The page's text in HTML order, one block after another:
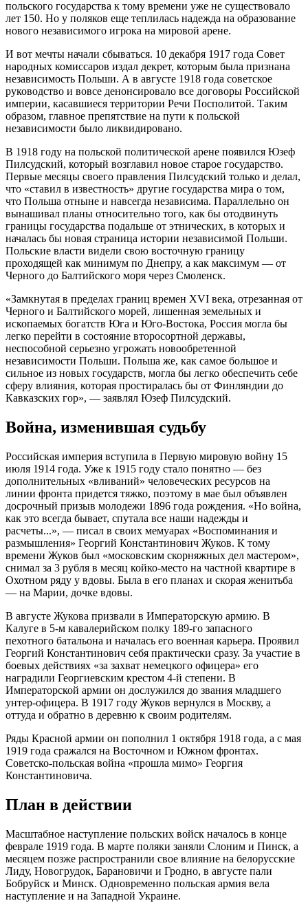
польского государства к тому времени уже не существовало
лет 150. Но у поляков еще теплилась надежда на образование
нового независимого игрока на мировой арене.
И вот мечты начали сбываться. 10 декабря 1917 года Совет
народных комиссаров издал декрет, которым была признана
независимость Польши. А в августе 1918 года советское
руководство и вовсе денонсировало все договоры Российской
империи, касавшиеся территории Речи Посполитой. Таким
образом, главное препятствие на пути к польской
независимости было ликвидировано.
В 1918 году на польской политической арене появился Юзеф
Пилсудский, который возглавил новое старое государство.
Первые месяцы своего правления Пилсудский только и делал,
что «ставил в известность» другие государства мира о том,
что Польша отныне и навсегда независима. Параллельно он
вынашивал планы относительно того, как бы отодвинуть
границы государства подальше от этнических, в которых и
началась бы новая страница истории независимой Польши.
Польские власти видели свою восточную границу
проходящей как минимум по Днепру, а как максимум — от
Черного до Балтийского моря через Смоленск.
«Замкнутая в пределах границ времен XVI века, отрезанная от
Черного и Балтийского морей, лишенная земельных и
ископаемых богатств Юга и Юго-Востока, Россия могла бы
легко перейти в состояние второсортной державы,
неспособной серьезно угрожать новообретенной
независимости Польши. Польша же, как самое большое и
сильное из новых государств, могла бы легко обеспечить себе
сферу влияния, которая простиралась бы от Финляндии до
Кавказских гор», — заявлял Юзеф Пилсудский.
Война, изменившая судьбу
Российская империя вступила в Первую мировую войну 15
июля 1914 года. Уже к 1915 году стало понятно — без
дополнительных «вливаний» человеческих ресурсов на
линии фронта придется тяжко, поэтому в мае был объявлен
досрочный призыв молодежи 1896 года рождения. «Но война,
как это всегда бывает, спутала все наши надежды и
расчеты...», — писал в своих мемуарах «Воспоминания и
размышления» Георгий Константинович Жуков. К тому
времени Жуков был «московским скорняжных дел мастером»,
снимал за 3 рубля в месяц койко-место на частной квартире в
Охотном ряду у вдовы. Была в его планах и скорая женитьба
— на Марии, дочке вдовы.
В августе Жукова призвали в Императорскую армию. В
Калуге в 5-м кавалерийском полку 189-го запасного
пехотного батальона и началась его военная карьера. Проявил
Георгий Константинович себя практически сразу. За участие в
боевых действиях «за захват немецкого офицера» его
наградили Георгиевским крестом 4-й степени. В
Императорской армии он дослужился до звания младшего
унтер-офицера. В 1917 году Жуков вернулся в Москву, а
оттуда и обратно в деревню к своим родителям.
Ряды Красной армии он пополнил 1 октября 1918 года, а с мая
1919 года сражался на Восточном и Южном фронтах.
Советско-польская война «прошла мимо» Георгия
Константиновича.
План в действии
Масштабное наступление польских войск началось в конце
феврале 1919 года. В марте поляки заняли Слоним и Пинск, а
месяцем позже распространили свое влияние на белорусские
Лиду, Новогрудок, Барановичи и Гродно, в августе пали
Бобруйск и Минск. Одновременно польская армия вела
наступление и на Западной Украине.